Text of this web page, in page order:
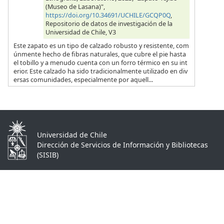
(Museo de Lasana)",
https://doi.org/10.34691/UCHILE/GCQP0Q,
Repositorio de datos de investigación de la
Universidad de Chile, V3
Este zapato es un tipo de calzado robusto y resistente, com
únmente hecho de fibras naturales, que cubre el pie hasta
el tobillo y a menudo cuenta con un forro térmico en su int
erior. Este calzado ha sido tradicionalmente utilizado en div
ersas comunidades, especialmente por aquell...
Universidad de Chile
Dirección de Servicios de Información y Bibliotecas
(SISIB)